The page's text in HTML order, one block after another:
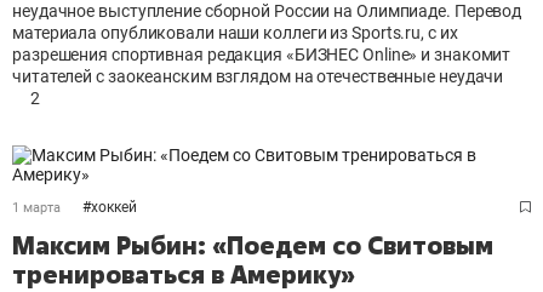
неудачное выступление сборной России на Олимпиаде. Перевод
материала опубликовали наши коллеги из Sports.ru, с их
разрешения спортивная редакция «БИЗНЕС Online» и знакомит
читателей с заокеанским взглядом на отечественные неудачи
2
1 марта #хоккей
Максим Рыбин: «Поедем со Свитовым
тренироваться в Америку»